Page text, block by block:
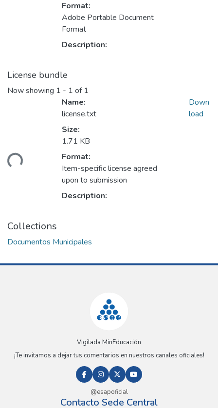
Format:
Adobe Portable Document
Format
Description:
License bundle
Now showing 1 - 1 of 1
Name:
license.txt
Size:
1.71 KB
Format:
Item-specific license agreed
upon to submission
Description:
Down
load
Collections
Documentos Municipales
Vigilada MinEducación
¡Te invitamos a dejar tus comentarios en nuestros canales oficiales!
@esapoficial
Contacto Sede Central